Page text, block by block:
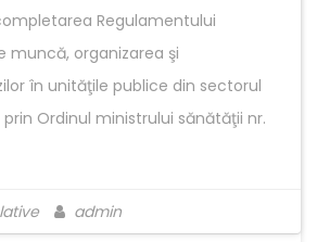
Regulamentului
muncă, organizarea şi
în unităţile publice din sectorul
Ordinul ministrului sănătăţii nr.
admin